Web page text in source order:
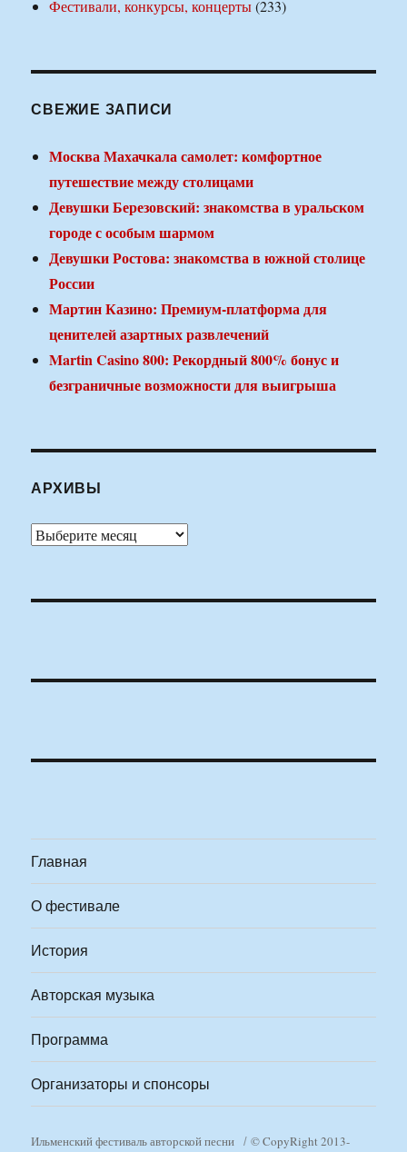
Фестивали, конкурсы, концерты(233)
СВЕЖИЕ ЗАПИСИ
Москва Махачкала самолет: комфортное
путешествие между столицами
Девушки Березовский: знакомства в уральском
городе с особым шармом
Девушки Ростова: знакомства в южной столице
России
Мартин Казино: Премиум-платформа для
ценителей азартных развлечений
Martin Casino 800: Рекордный 800% бонус и
безграничные возможности для выигрыша
АРХИВЫ
Архивы
Главная
О фестивале
История
Авторская музыка
Программа
Организаторы и спонсоры
Ильменский фестиваль авторской песни
© CopyRight 2013-